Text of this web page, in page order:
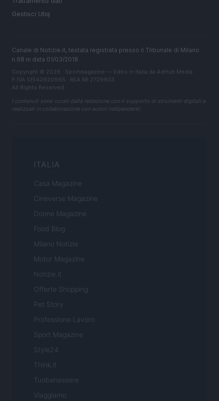
Gestisci Utiq
Canale di Notizie.it, testata registrata presso il Tribunale di Milano
n.68 in data 01/03/2018
Copyright © 2026 · Sportmagazine — Edito in Italia da AdHub Media
P.IVA 13542920965 · REA MI 2729933
All Rights Reserved
I contenuti sono curati dalla redazione con il supporto di strumenti digitali e
realizzati in collaborazione con autori indipendenti.
ITALIA
Casa Magazine
Cineverse Magazine
Donne Magazine
Food Blog
Milano Notizie
Motor Magazine
Notizie.it
Offerte Shopping
Pet Story
Professione Lavoro
Sport Magazine
Style24
Think.it
Tuobenessere
Viaggiamo